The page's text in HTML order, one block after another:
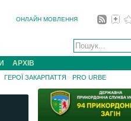
ОНЛАЙН МОВЛЕННЯ
�...
АРХІВ
ГЕРОЇ ЗАКАРПАТТЯ PRO URBE